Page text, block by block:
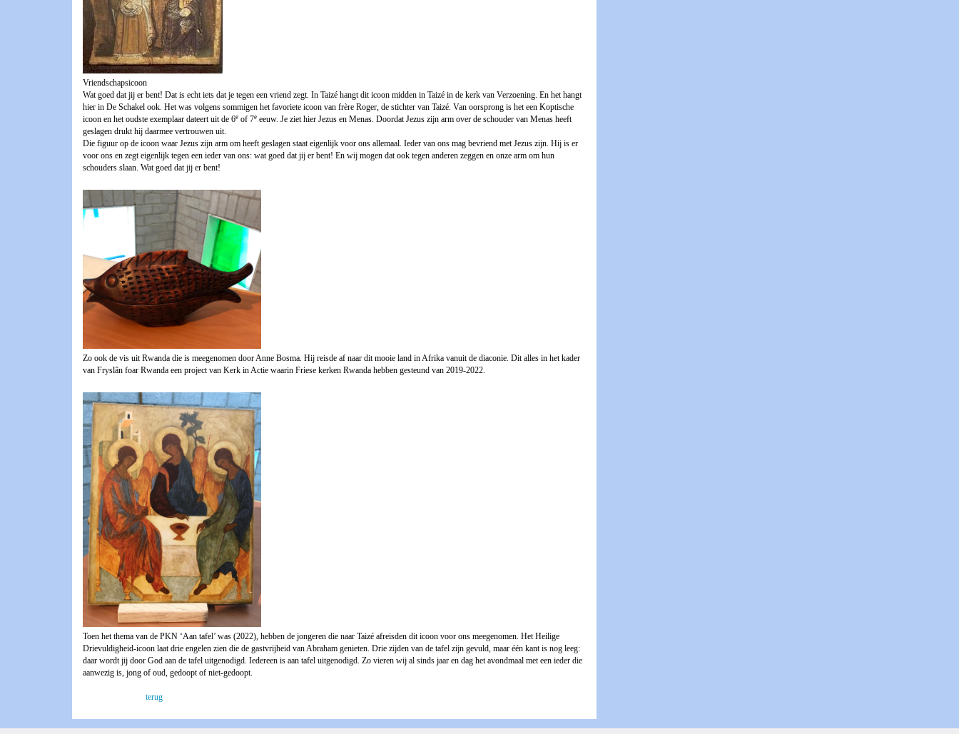
Vriendschapsicoon
Wat goed dat jij er bent! Dat is echt iets dat je tegen een vriend zegt. In Taizé hangt dit icoon midden in Taizé in de kerk van Verzoening. En het hangt
hier in De Schakel ook. Het was volgens sommigen het favoriete icoon van frère Roger, de stichter van Taizé. Van oorsprong is het een Koptische
icoon en het oudste exemplaar dateert uit de 6e of 7e eeuw. Je ziet hier Jezus en Menas. Doordat Jezus zijn arm over de schouder van Menas heeft
geslagen drukt hij daarmee vertrouwen uit.
Die figuur op de icoon waar Jezus zijn arm om heeft geslagen staat eigenlijk voor ons allemaal. Ieder van ons mag bevriend met Jezus zijn. Hij is er
voor ons en zegt eigenlijk tegen een ieder van ons: wat goed dat jij er bent! En wij mogen dat ook tegen anderen zeggen en onze arm om hun
schouders slaan. Wat goed dat jij er bent!
Zo ook de vis uit Rwanda die is meegenomen door Anne Bosma. Hij reisde af naar dit mooie land in Afrika vanuit de diaconie. Dit alles in het kader
van Fryslân foar Rwanda een project van Kerk in Actie waarin Friese kerken Rwanda hebben gesteund van 2019-2022.
Toen het thema van de PKN ‘Aan tafel’ was (2022), hebben de jongeren die naar Taizé afreisden dit icoon voor ons meegenomen. Het Heilige
Drievuldigheid-icoon laat drie engelen zien die de gastvrijheid van Abraham genieten. Drie zijden van de tafel zijn gevuld, maar één kant is nog leeg:
daar wordt jij door God aan de tafel uitgenodigd. Iedereen is aan tafel uitgenodigd. Zo vieren wij al sinds jaar en dag het avondmaal met een ieder die
aanwezig is, jong of oud, gedoopt of niet-gedoopt.
terug